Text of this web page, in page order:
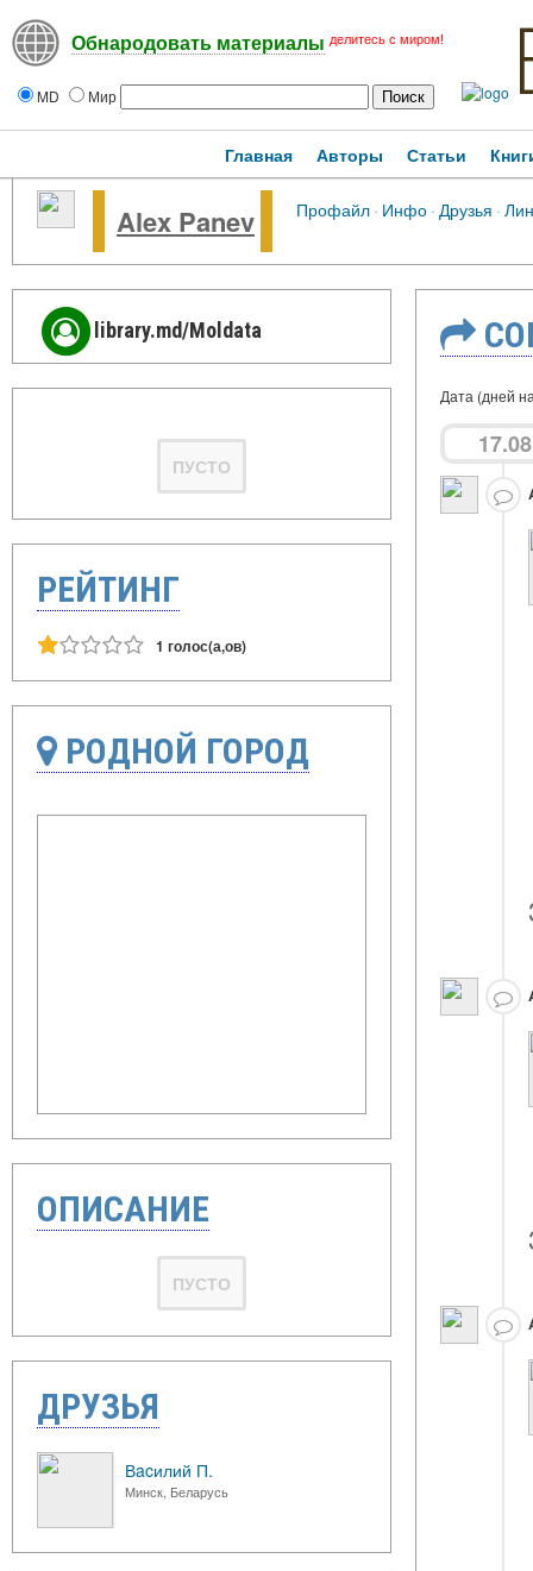
Обнародовать материалы делитесь с миром!
MD Мир
Главная Авторы Статьи
Alex Panev Профайл· Инфо· Друзья ·
library.md/Moldata
ПУСТО
РЕЙТИНГ
1 голос(а,ов)
РОДНОЙ ГОРОД
ОПИСАНИЕ
ПУСТО
ДРУЗЬЯ
Вacилий П.
Минск, Беларусь
Дата (дней